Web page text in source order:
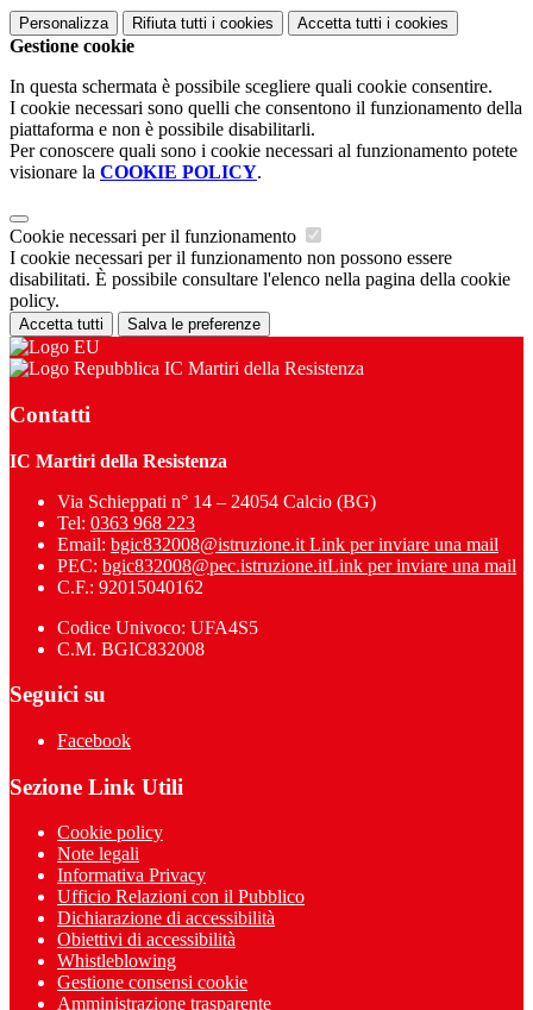
Personalizza Rifiuta tutti i cookies Accetta tutti i cookies
Gestione cookie
In questa schermata è possibile scegliere quali cookie consentire.
I cookie necessari sono quelli che consentono il funzionamento della
piattaforma e non è possibile disabilitarli.
Per conoscere quali sono i cookie necessari al funzionamento potete
visionare la COOKIE POLICY.
Cookie necessari per il funzionamento
I cookie necessari per il funzionamento non possono essere
disabilitati. È possibile consultare l'elenco nella pagina della cookie
policy.
Accetta tutti Salva le preferenze
IC Martiri della Resistenza
Contatti
IC Martiri della Resistenza
Via Schieppati n° 14 – 24054 Calcio (BG)
Tel: 0363 968 223
Email: bgic832008@istruzione.it Link per inviare una mail
PEC: bgic832008@pec.istruzione.itLink per inviare una mail
C.F.: 92015040162
Codice Univoco: UFA4S5
C.M. BGIC832008
Seguici su
Facebook
Sezione Link Utili
Cookie policy
Note legali
Informativa Privacy
Ufficio Relazioni con il Pubblico
Dichiarazione di accessibilità
Obiettivi di accessibilità
Whistleblowing
Gestione consensi cookie
Amministrazione trasparente